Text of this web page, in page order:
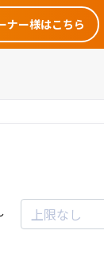
ナー様はこちら